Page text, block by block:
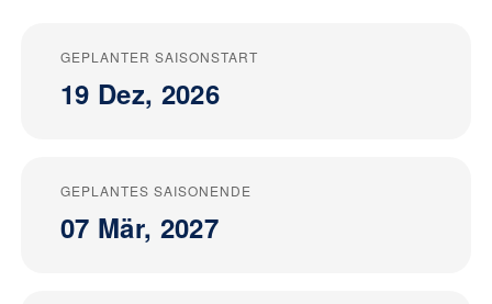
GEPLANTER SAISONSTART
19 Dez, 2026
GEPLANTES SAISONENDE
07 Mär, 2027